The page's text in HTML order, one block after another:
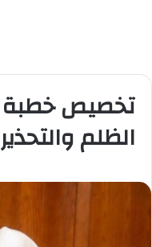
تخصيص خطبة
الظلم